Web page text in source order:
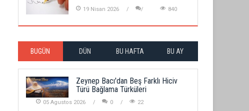
19 Nisan 2026 840
BUGÜN DÜN BU HAFTA BU AY
Zeynep Bacı'dan Beş Farklı Hiciv
Türü Bağlama Türküleri
05 Agustos 2026 0 22